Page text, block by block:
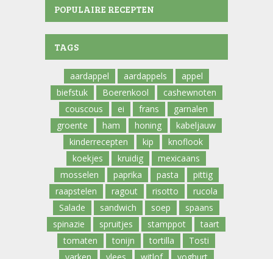
POPULAIRE RECEPTEN
TAGS
aardappel aardappels
appel
biefstuk
Boerenkool
cashewnoten
couscous
ei frans
garnalen
groente
ham honing
kabeljauw
kinderrecepten
kip
knoflook
koekjes
kruidig
mexicaans
mosselen
paprika pasta
pittig
raapstelen
ragout risotto
rucola
Salade
sandwich soep
spaans
spinazie
spruitjes stamppot
taart
tomaten
tonijn tortilla
Tosti